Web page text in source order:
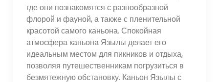
где они познакомятся с разнообразной
флорой и фауной, а также с пленительной
красотой самого каньона. Спокойная
атмосфера каньона Язылы делает его
идеальным местом для пикников и отдыха,
позволяя путешественникам погрузиться в
безмятежную обстановку. Каньон Язылы с